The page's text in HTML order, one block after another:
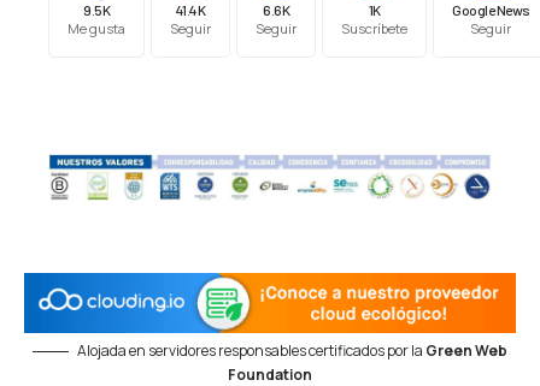
9.5K
Me gusta
41.4K
Seguir
6.6K
Seguir
1K
Suscríbete
Google News
Seguir
Alojada en servidores responsables certificados por la Green Web
Foundation